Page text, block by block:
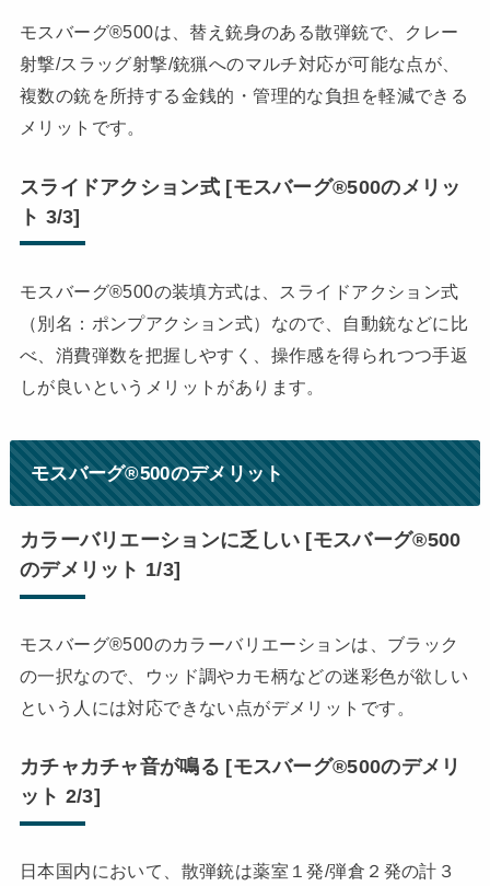
モスバーグ®500は、替え銃身のある散弾銃で、クレー
射撃/スラッグ射撃/銃猟へのマルチ対応が可能な点が、
複数の銃を所持する金銭的・管理的な負担を軽減できる
メリットです。
スライドアクション式 [モスバーグ®500のメリッ
ト 3/3]
モスバーグ®500の装填方式は、スライドアクション式
（別名：ポンプアクション式）なので、自動銃などに比
べ、消費弾数を把握しやすく、操作感を得られつつ手返
しが良いというメリットがあります。
モスバーグ®500のデメリット
カラーバリエーションに乏しい [モスバーグ®500
のデメリット 1/3]
モスバーグ®500のカラーバリエーションは、ブラック
の一択なので、ウッド調やカモ柄などの迷彩色が欲しい
という人には対応できない点がデメリットです。
カチャカチャ音が鳴る [モスバーグ®500のデメリ
ット 2/3]
日本国内において、散弾銃は薬室１発/弾倉２発の計３